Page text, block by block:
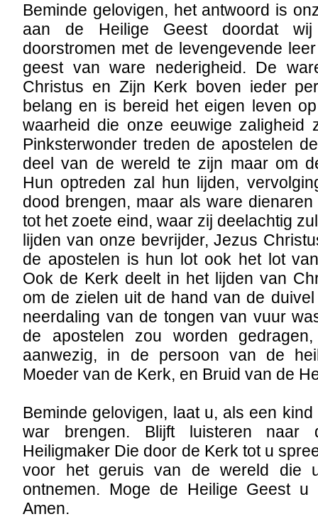
Beminde gelovigen, het antwoord is
aan de Heilige Geest doordat
doorstromen met de levengevende
geest van ware nederigheid. De
Christus en Zijn Kerk boven ieder
belang en is bereid het eigen leven
waarheid die onze eeuwige zaligheid
Pinksterwonder treden de apostelen
deel van de wereld te zijn maar om
Hun optreden zal hun lijden,
dood brengen, maar als ware
tot het zoete eind, waar zij deelachtig
lijden van onze bevrijder, Jezus
de apostelen is hun lot ook het lot
Ook de Kerk deelt in het lijden van
om de zielen uit de hand van de
neerdaling van de tongen van vuur
de apostelen zou worden
aanwezig, in de persoon van de
Moeder van de Kerk, en Bruid van de
Beminde gelovigen, laat u, als een
war brengen. Blijft luisteren
Heiligmaker Die door de Kerk tot u
voor het geruis van de wereld die
ontnemen. Moge de Heilige Geest u
Amen.